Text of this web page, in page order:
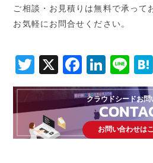
ご相談・お見積りは無料で承って
お気軽にお問合せください。
Twitter
X
クラウドシードお問
お問い合わせは